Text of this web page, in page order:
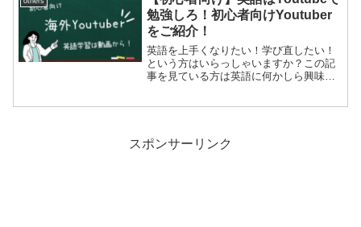
紹介！ 「なぬかびおくり...
勉強しろ！初心者向けYoutuber
をご紹介！
英語を上手くなりたい！学び直したい！
という方はいらっしゃいますか？この記
事を見ている方は英語に何かしら興味が
スポンサーリンク